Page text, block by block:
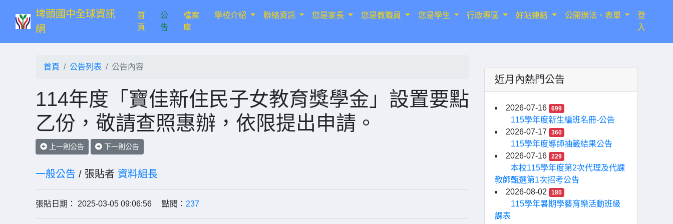
埤頭國中全球資訊
網
首
頁(current)
公
告
檔案
庫
學校介紹 聯絡資訊 您是家長 您是教職員 您是學生 行政專區 好站連結 公開辦法、表單
登
入
首頁 公告列表 公告內容
114年度「寶佳新住民子女教育獎學金」設置要點
乙份，敬請查照惠辦，依限提出申請。
上一則公告 下一則公告
一般公告 / 張貼者 資料組長
張貼日期： 2025-03-05 09:06:56 點閱： 237
近月內熱門公告
2026-07-16 699
115學年度新生編班名冊-公告
2026-07-17
360
115學年度導師抽籤結果公告
2026-07-16
229
本校115學年度第2次代理及代課
教師甄選第1次招考公告
2026-08-02
180
115學年暑期學藝育樂活動班級
課表